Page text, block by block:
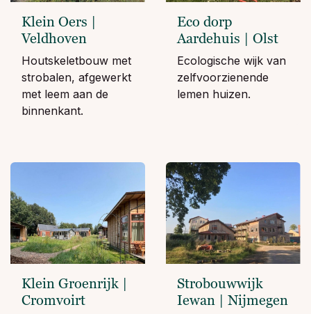
Klein Oers |
Veldhoven
Houtskeletbouw met
strobalen, afgewerkt
met leem aan de
binnenkant.
Eco dorp
Aardehuis | Olst
Ecologische wijk van
zelfvoorzienende
lemen huizen.
Klein Groenrijk |
Cromvoirt
Strobouwwijk
Iewan | Nijmegen